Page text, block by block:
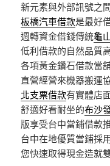
新元素與外部訊號之
板橋汽車借款是最好
週轉資金借錢傳統龜
低利借款的自然品質
各項黃金鑽石借款當
直營經營來機器搬運
北支票借款有實體店
舒適好看耐坐的布沙
版享受台中當鋪借款
台中在地優質當鋪採
您快速取得現金造就